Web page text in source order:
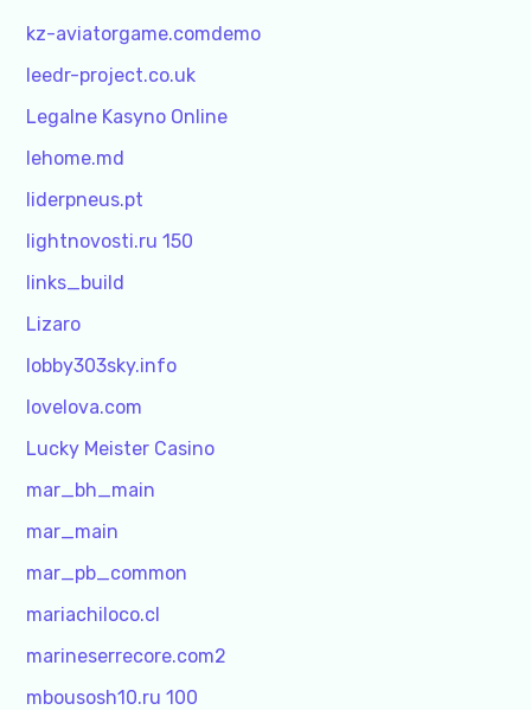
kz-aviatorgame.comdemo
leedr-project.co.uk
Legalne Kasyno Online
lehome.md
liderpneus.pt
lightnovosti.ru 150
links_build
Lizaro
lobby303sky.info
lovelova.com
Lucky Meister Casino
mar_bh_main
mar_main
mar_pb_common
mariachiloco.cl
marineserrecore.com2
mbousosh10.ru 100